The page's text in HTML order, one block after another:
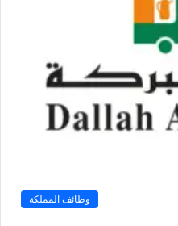
وظائف المملكة